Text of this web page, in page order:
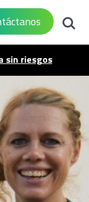
sin riesgos